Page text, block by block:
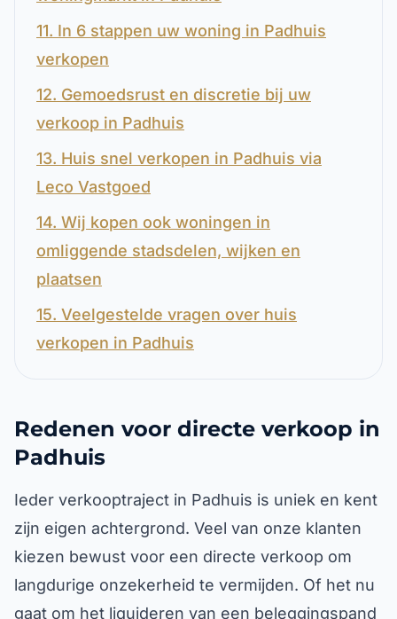
11. In 6 stappen uw woning in Padhuis
verkopen
12. Gemoedsrust en discretie bij uw
verkoop in Padhuis
13. Huis snel verkopen in Padhuis via
Leco Vastgoed
14. Wij kopen ook woningen in
omliggende stadsdelen, wijken en
plaatsen
15. Veelgestelde vragen over huis
verkopen in Padhuis
Redenen voor directe verkoop in
Padhuis
Ieder verkooptraject in Padhuis is uniek en kent
zijn eigen achtergrond. Veel van onze klanten
kiezen bewust voor een directe verkoop om
langdurige onzekerheid te vermijden. Of het nu
gaat om het liquideren van een beleggingspand